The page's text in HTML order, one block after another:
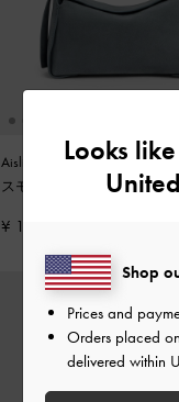
Aislin アシュリン ショルダ
スモーキーブルー
¥ 15,900
Looks
Shop
Prices and
Orders placed on
delivered within